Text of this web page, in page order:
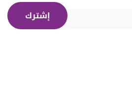
إشترك